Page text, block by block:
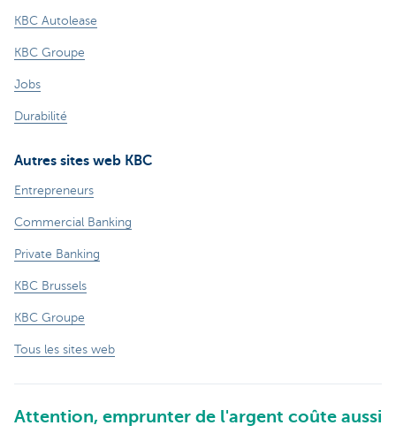
KBC Autolease
KBC Groupe
Jobs
Durabilité
Autres sites web KBC
Entrepreneurs
Commercial Banking
Private Banking
KBC Brussels
KBC Groupe
Tous les sites web
Attention, emprunter de l'argent coûte aussi